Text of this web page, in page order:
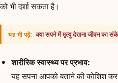
को भी दर्शा सकता है।
यह भी पढ़ें: क्या सपने में मृत्यु देखना जीवन का
शारीरिक स्वास्थ्य पर प्रभाव:
यह सपना आपको बताने की कोशिश